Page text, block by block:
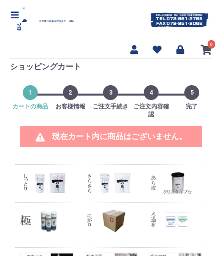
【海んまんま 一の塩]】
0
ショッピングカート
1
カートの商品
2
お客様情報
3
ご注文手続き
4
ご注文内容確
認
5
完了
現在カート内に商品はございません。